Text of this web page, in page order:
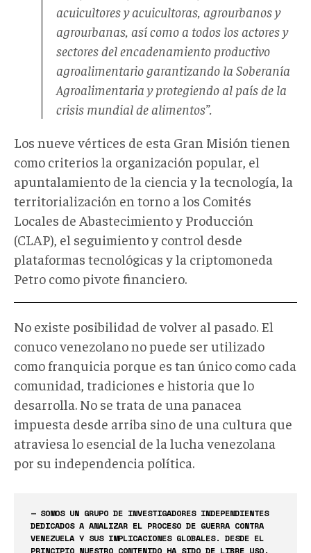
acuicultores y acuicultoras, agrourbanos y
agrourbanas, así como a todos los actores y
sectores del encadenamiento productivo
agroalimentario garantizando la Soberanía
Agroalimentaria y protegiendo al país de la
crisis mundial de alimentos”.
Los nueve vértices de esta Gran Misión tienen
como criterios la organización popular, el
apuntalamiento de la ciencia y la tecnología, la
territorialización en torno a los Comités
Locales de Abastecimiento y Producción
(CLAP), el seguimiento y control desde
plataformas tecnológicas y la criptomoneda
Petro como pivote financiero.
No existe posibilidad de volver al pasado. El
conuco venezolano no puede ser utilizado
como franquicia porque es tan único como cada
comunidad, tradiciones e historia que lo
desarrolla. No se trata de una panacea
impuesta desde arriba sino de una cultura que
atraviesa lo esencial de la lucha venezolana
por su independencia política.
— SOMOS UN GRUPO DE INVESTIGADORES INDEPENDIENTES
DEDICADOS A ANALIZAR EL PROCESO DE GUERRA CONTRA
VENEZUELA Y SUS IMPLICACIONES GLOBALES. DESDE EL